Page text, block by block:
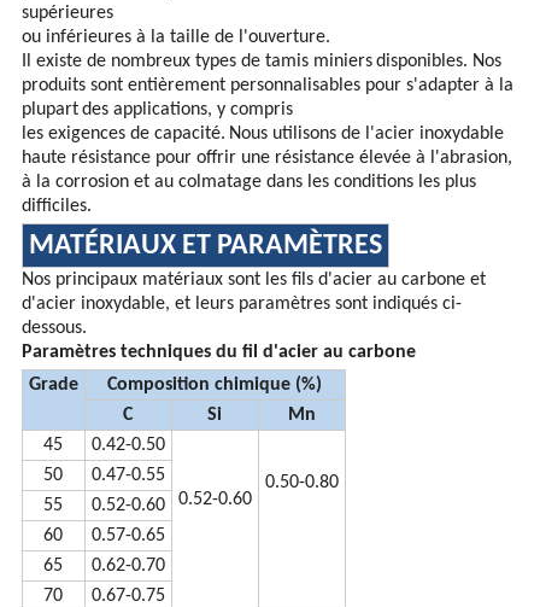
supérieures
ou inférieures à la taille de l'ouverture.
Il existe de nombreux types de tamis miniersdisponibles. Nos
produits sont entièrement personnalisables pour s'adapter à la
plupartdes applications, y compris
les exigences de capacité. Nous utilisons de l'acier inoxydable
haute résistance pour offrir une résistance élevée à l'abrasion,
à la corrosion et au colmatage dans les conditions les plus
difficiles.
MATÉRIAUX ET PARAMÈTRES
Nos principaux matériaux sont les fils d'acier au carbone et
d'acier inoxydable, et leurs paramètres sont indiqués ci-
dessous.
Paramètres techniques du fil d'acier au carbone
Grade
Composition chimique (%)
C
Si
Mn
45
0.42-0.50
0.52-0.60
0.50-0.80
50
0.47-0.55
55
0.52-0.60
60
0.57-0.65
65
0.62-0.70
70
0.67-0.75